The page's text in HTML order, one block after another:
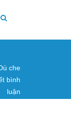
che
bình
luận